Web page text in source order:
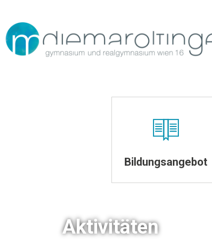
Bildungsangebot
Aktivitäten